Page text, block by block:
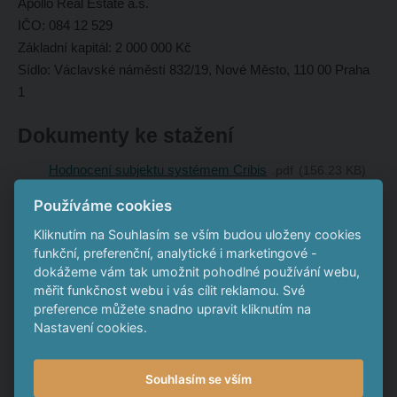
Apollo Real Estate a.s.
IČO: 084 12 529
Základní kapitál: 2 000 000 Kč
Sídlo: Václavské náměstí 832/19, Nové Město, 110 00 Praha
1
Dokumenty ke stažení
Hodnocení subjektu systémem Cribis
Výpis z OR pdf 52.61 KB
Základní údaje o společnosti
Apollo Industrial Group s.r.o.
IČO: 173 51 073
Základní kapitál: 100 000 Kč
Dokumenty ke stažení
Používáme cookies
Kliknutím na Souhlasím se vším budou uloženy cookies
funkční, preferenční, analytické i marketingové -
dokážeme vám tak umožnit pohodlné používání webu,
měřit funkčnost webu i vás cílit reklamou. Své
preference můžete snadno upravit kliknutím na
Nastavení cookies.
Souhlasím se vším